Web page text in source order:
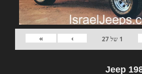
1 של27
›
»